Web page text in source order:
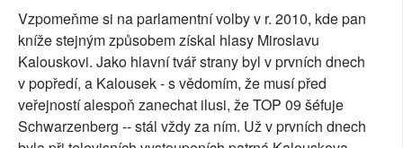
Vzpomeňme si na parlamentní volby v r. 2010, kde pan
kníže stejným způsobem získal hlasy Miroslavu
Kalouskovi. Jako hlavní tvář strany byl v prvních dnech
v popředí, a Kalousek - s vědomím, že musí před
veřejností alespoň zanechat ilusi, že TOP 09 šéfuje
Schwarzenberg -- stál vždy za ním. Už v prvních dnech